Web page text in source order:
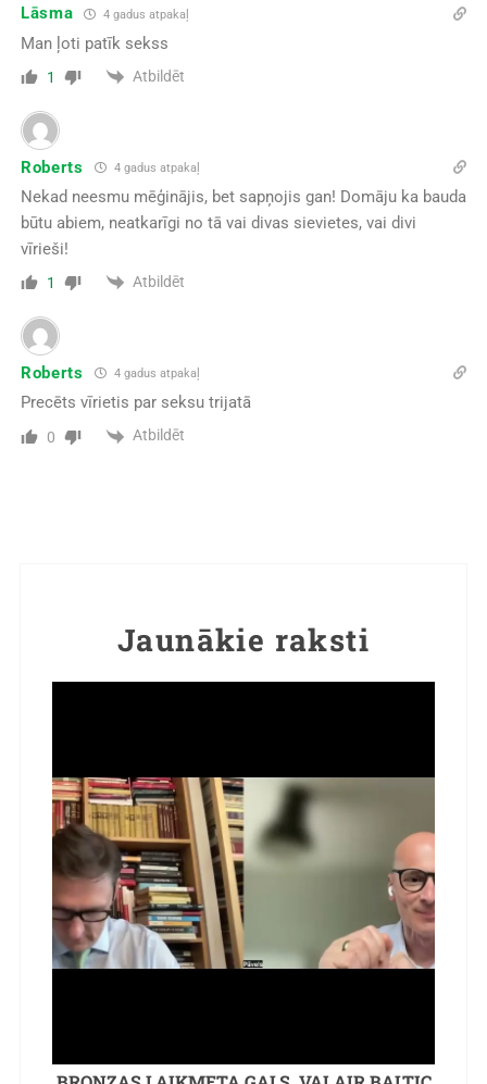
Lāsma 4 gadus atpakaļ
Man ļoti patīk sekss
1 Atbildēt
Roberts 4 gadus atpakaļ
Nekad neesmu mēģinājis, bet sapņojis gan! Domāju ka bauda
būtu abiem, neatkarīgi no tā vai divas sievietes, vai divi
vīrieši!
1 Atbildēt
Roberts 4 gadus atpakaļ
Precēts vīrietis par seksu trijatā
0 Atbildēt
Jaunākie raksti